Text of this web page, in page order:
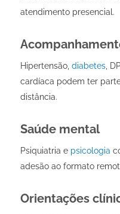
atendimento presencial.
Hipertensão, diabetes,
cardíaca podem ter
distância.
Saúde mental
Psiquiatria e psicologia
adesão ao formato
Orientações